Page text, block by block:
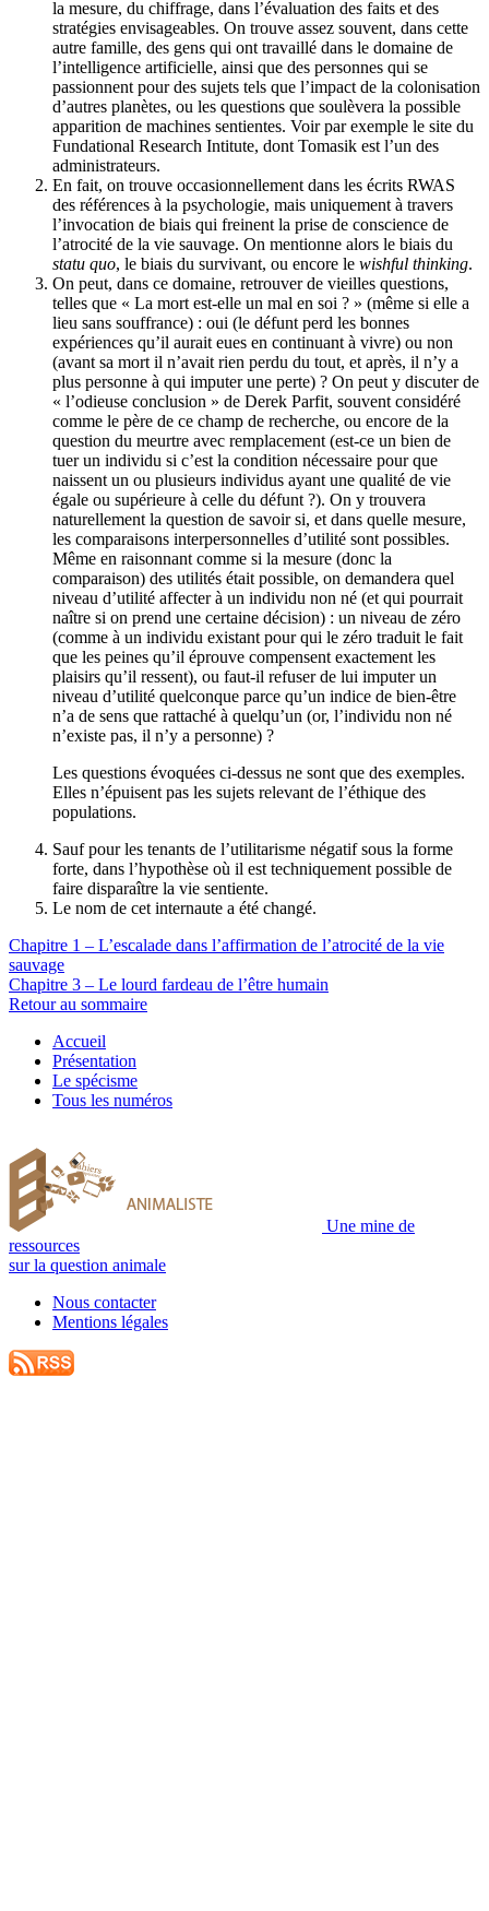
la mesure, du chiffrage, dans l’évaluation des faits et des
stratégies envisageables. On trouve assez souvent, dans cette
autre famille, des gens qui ont travaillé dans le domaine de
l’intelligence artificielle, ainsi que des personnes qui se
passionnent pour des sujets tels que l’impact de la colonisation
d’autres planètes, ou les questions que soulèvera la possible
apparition de machines sentientes. Voir par exemple le site du
Fundational Research Intitute, dont Tomasik est l’un des
administrateurs.
En fait, on trouve occasionnellement dans les écrits RWAS
des références à la psychologie, mais uniquement à travers
l’invocation de biais qui freinent la prise de conscience de
l’atrocité de la vie sauvage. On mentionne alors le biais du
statu quo, le biais du survivant, ou encore le wishful thinking.
On peut, dans ce domaine, retrouver de vieilles questions,
telles que « La mort est-elle un mal en soi ? » (même si elle a
lieu sans souffrance) : oui (le défunt perd les bonnes
expériences qu’il aurait eues en continuant à vivre) ou non
(avant sa mort il n’avait rien perdu du tout, et après, il n’y a
plus personne à qui imputer une perte) ? On peut y discuter de
« l’odieuse conclusion » de Derek Parfit, souvent considéré
comme le père de ce champ de recherche, ou encore de la
question du meurtre avec remplacement (est-ce un bien de
tuer un individu si c’est la condition nécessaire pour que
naissent un ou plusieurs individus ayant une qualité de vie
égale ou supérieure à celle du défunt ?). On y trouvera
naturellement la question de savoir si, et dans quelle mesure,
les comparaisons interpersonnelles d’utilité sont possibles.
Même en raisonnant comme si la mesure (donc la
comparaison) des utilités était possible, on demandera quel
niveau d’utilité affecter à un individu non né (et qui pourrait
naître si on prend une certaine décision) : un niveau de zéro
(comme à un individu existant pour qui le zéro traduit le fait
que les peines qu’il éprouve compensent exactement les
plaisirs qu’il ressent), ou faut-il refuser de lui imputer un
niveau d’utilité quelconque parce qu’un indice de bien-être
n’a de sens que rattaché à quelqu’un (or, l’individu non né
n’existe pas, il n’y a personne) ?
Les questions évoquées ci-dessus ne sont que des exemples.
Elles n’épuisent pas les sujets relevant de l’éthique des
populations.
Sauf pour les tenants de l’utilitarisme négatif sous la forme
forte, dans l’hypothèse où il est techniquement possible de
faire disparaître la vie sentiente.
Le nom de cet internaute a été changé.
Chapitre 1 – L’escalade dans l’affirmation de l’atrocité de la vie
sauvage
Chapitre 3 – Le lourd fardeau de l’être humain
Retour au sommaire
Accueil
Présentation
Le spécisme
Tous les numéros
Une mine de
ressources
sur la question animale
Nous contacter
Mentions légales